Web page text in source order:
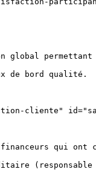
global
de bord qualité.
cliente"
qui ont